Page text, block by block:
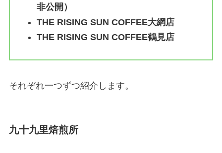
非公開）
THE RISING SUN COFFEE大網店
THE RISING SUN COFFEE鶴見店
それぞれ一つずつ紹介します。
九十九里焙煎所